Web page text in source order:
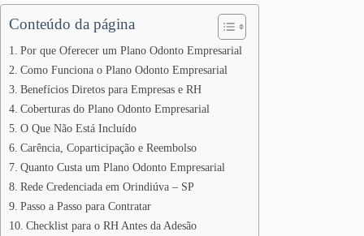
Conteúdo da página
Por que Oferecer um Plano Odonto Empresarial
Como Funciona o Plano Odonto Empresarial
Benefícios Diretos para Empresas e RH
Coberturas do Plano Odonto Empresarial
O Que Não Está Incluído
Carência, Coparticipação e Reembolso
Quanto Custa um Plano Odonto Empresarial
Rede Credenciada em Orindiúva – SP
Passo a Passo para Contratar
Checklist para o RH Antes da Adesão